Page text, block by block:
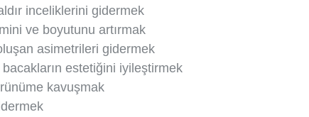
inceliklerini gidermek
ve boyutunu artırmak
asimetrileri gidermek
estetiğini iyileştirmek
kavuşmak